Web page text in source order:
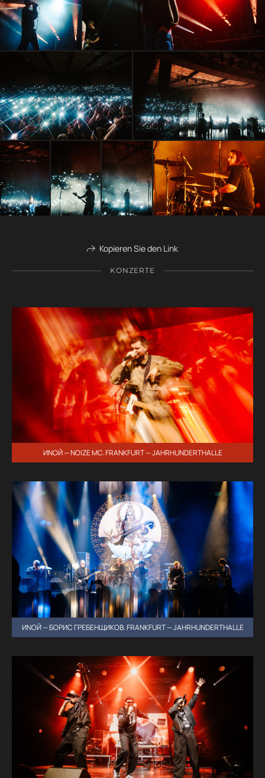
Kopieren Sie den Link
KONZERTE
ИNОЙ — NOIZE MC. FRANKFURT — JAHRHUNDERTHALLE
ИNОЙ — БОРИС ГРЕБЕНЩИКОВ. FRANKFURT — JAHRHUNDERTHALLE